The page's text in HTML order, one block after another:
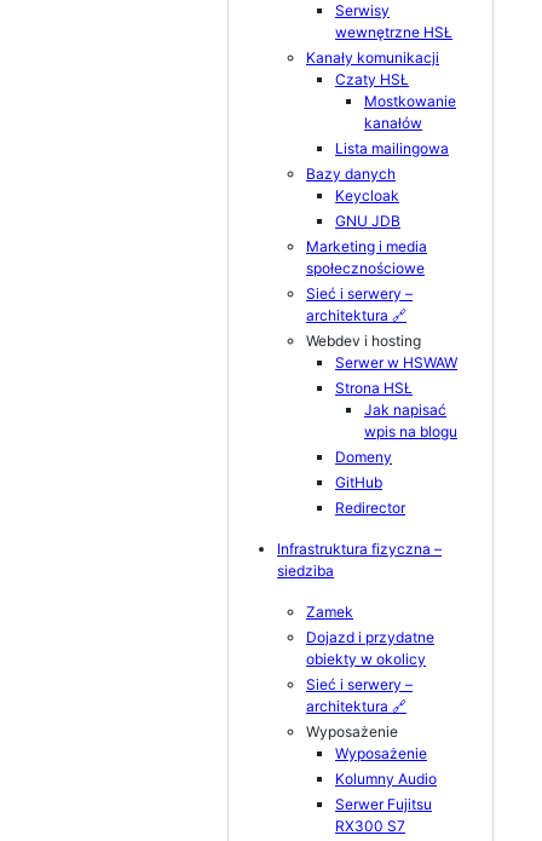
Serwisy
wewnętrzne HSŁ
Kanały komunikacji
Czaty HSŁ
Mostkowanie
kanałów
Lista mailingowa
Bazy danych
Keycloak
GNU JDB
Marketing i media
społecznościowe
Sieć i serwery –
architektura 🔗
Webdev i hosting
Serwer w HSWAW
Strona HSŁ
Jak napisać
wpis na blogu
Domeny
GitHub
Redirector
Infrastruktura fizyczna –
siedziba
Zamek
Dojazd i przydatne
obiekty w okolicy
Sieć i serwery –
architektura 🔗
Wyposażenie
Wyposażenie
Kolumny Audio
Serwer Fujitsu
RX300 S7